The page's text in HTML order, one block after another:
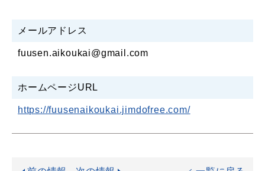
メールアドレス
fuusen.aikoukai@gmail.com
ホームページURL
https://fuusenaikoukai.jimdofree.com/